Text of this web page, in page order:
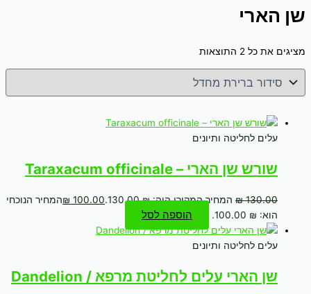
שן הארי
מציגים את כל ⁦2⁩ התוצאות
עלים לחליטה ותיונים
שורש שן הארי – Taraxacum officinale
₪130.00 המחיר המקורי היה: ₪ 130.00. ₪ 100.00
המחיר הנוכחי
הוא: ₪ 100.00.
הוספה לסל
עלים לחליטה ותיונים
שן הארי עלים לחליטת מרפא / Dandelion